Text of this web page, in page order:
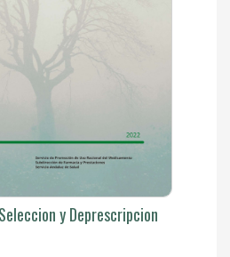
y Deprescripcion